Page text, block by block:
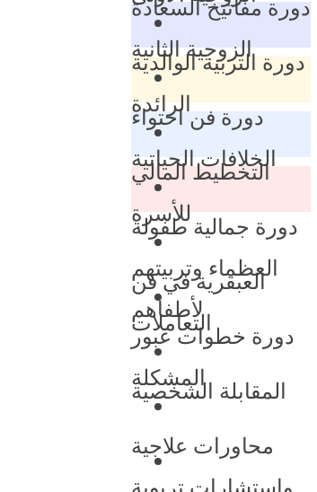
دورة مفاتيح السعادة
الزوجية الثانية
دورة التربية الوالدية
الرائدة
دورة فن احتواء
الخلافات الحياتية
التخطيط المالي
للأسرة
دورة جمالية طفولة
العظماء وتربيتهم
لأطفاهم
العبقرية في فن
التعاملات
دورة خطوات عبور
المشكلة
المقابلة الشخصية
محاورات علاجية